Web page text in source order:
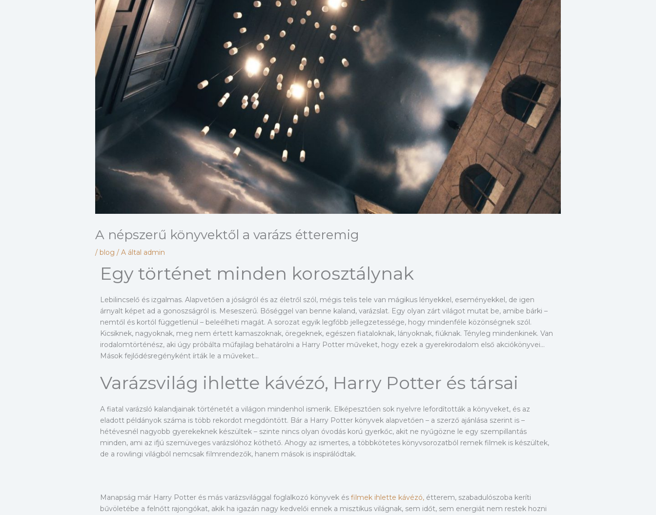
A népszerű könyvektől a varázs étteremig
/blog / A által admin
Egy történet minden korosztálynak
Lebilincselő és izgalmas. Alapvetően a jóságról és az életről szól, mégis telis tele van mágikus lényekkel, eseményekkel, de igen
árnyalt képet ad a gonoszságról is. Meseszerű. Bőséggel van benne kaland, varázslat. Egy olyan zárt világot mutat be, amibe bárki –
nemtől és kortól függetlenül – beleélheti magát. A sorozat egyik legfőbb jellegzetessége, hogy mindenféle közönségnek szól.
Kicsiknek, nagyoknak, meg nem értett kamaszoknak, öregeknek, egészen fiataloknak, lányoknak, fiúknak. Tényleg mindenkinek. Van
irodalomtörténész, aki úgy próbálta műfajilag behatárolni a Harry Potter műveket, hogy ezek a gyerekirodalom első akciókönyvei…
Mások fejlődésregényként írták le a műveket…
Varázsvilág ihlette kávézó, Harry Potter és társai
A fiatal varázsló kalandjainak történetét a világon mindenhol ismerik. Elképesztően sok nyelvre lefordították a könyveket, és az
eladott példányok száma is több rekordot megdöntött. Bár a Harry Potter könyvek alapvetően – a szerző ajánlása szerint is –
hétévesnél nagyobb gyerekeknek készültek – szinte nincs olyan óvodás korú gyerkőc, akit ne nyűgözne le egy szempillantás
minden, ami az ifjú szemüveges varázslóhoz köthető. Ahogy az ismertes, a többkötetes könyvsorozatból remek filmek is készültek,
de a rowlingi világból nemcsak filmrendezők, hanem mások is inspirálódtak.
Manapság már Harry Potter és más varázsvilággal foglalkozó könyvek ésfilmek ihlette kávézó, étterem, szabadulószoba keríti
bűvöletébe a felnőtt rajongókat, akik ha igazán nagy kedvelői ennek a misztikus világnak, sem időt, sem energiát nem restek hozni